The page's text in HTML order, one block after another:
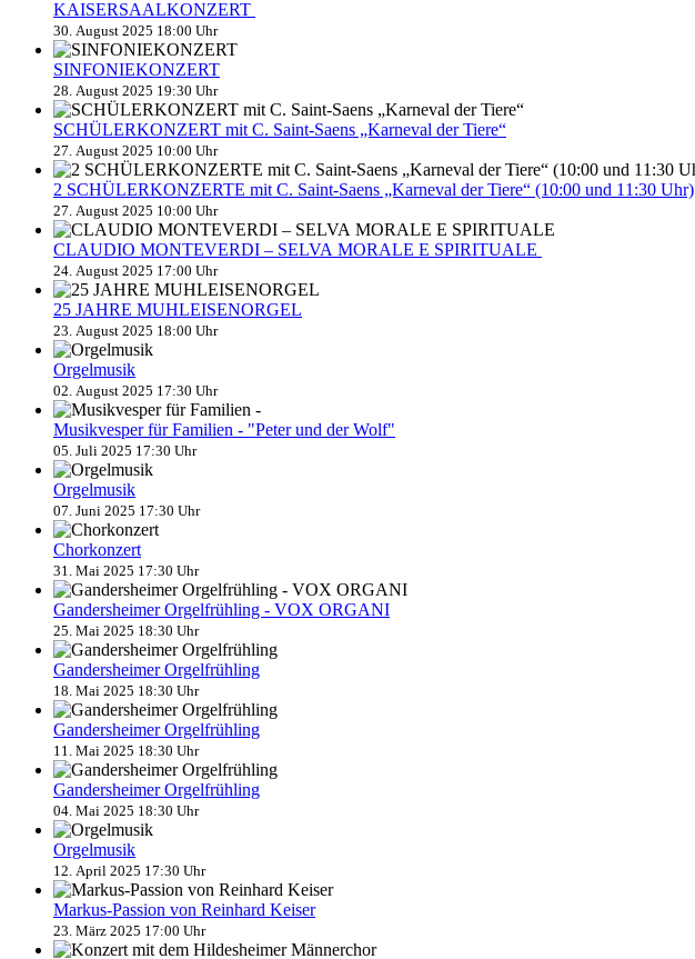
KAISERSAALKONZERT
30. August 2025 18:00 Uhr
SINFONIEKONZERT
28. August 2025 19:30 Uhr
SCHÜLERKONZERT mit C. Saint-Saens „Karneval der Tiere“
27. August 2025 10:00 Uhr
2 SCHÜLERKONZERTE mit C. Saint-Saens „Karneval der Tiere“ (10:00 und 11:30 Uhr)
27. August 2025 10:00 Uhr
CLAUDIO MONTEVERDI – SELVA MORALE E SPIRITUALE
24. August 2025 17:00 Uhr
25 JAHRE MUHLEISENORGEL
23. August 2025 18:00 Uhr
Orgelmusik
02. August 2025 17:30 Uhr
Musikvesper für Familien - "Peter und der Wolf"
05. Juli 2025 17:30 Uhr
Orgelmusik
07. Juni 2025 17:30 Uhr
Chorkonzert
31. Mai 2025 17:30 Uhr
Gandersheimer Orgelfrühling - VOX ORGANI
25. Mai 2025 18:30 Uhr
Gandersheimer Orgelfrühling
18. Mai 2025 18:30 Uhr
Gandersheimer Orgelfrühling
11. Mai 2025 18:30 Uhr
Gandersheimer Orgelfrühling
04. Mai 2025 18:30 Uhr
Orgelmusik
12. April 2025 17:30 Uhr
Markus-Passion von Reinhard Keiser
23. März 2025 17:00 Uhr